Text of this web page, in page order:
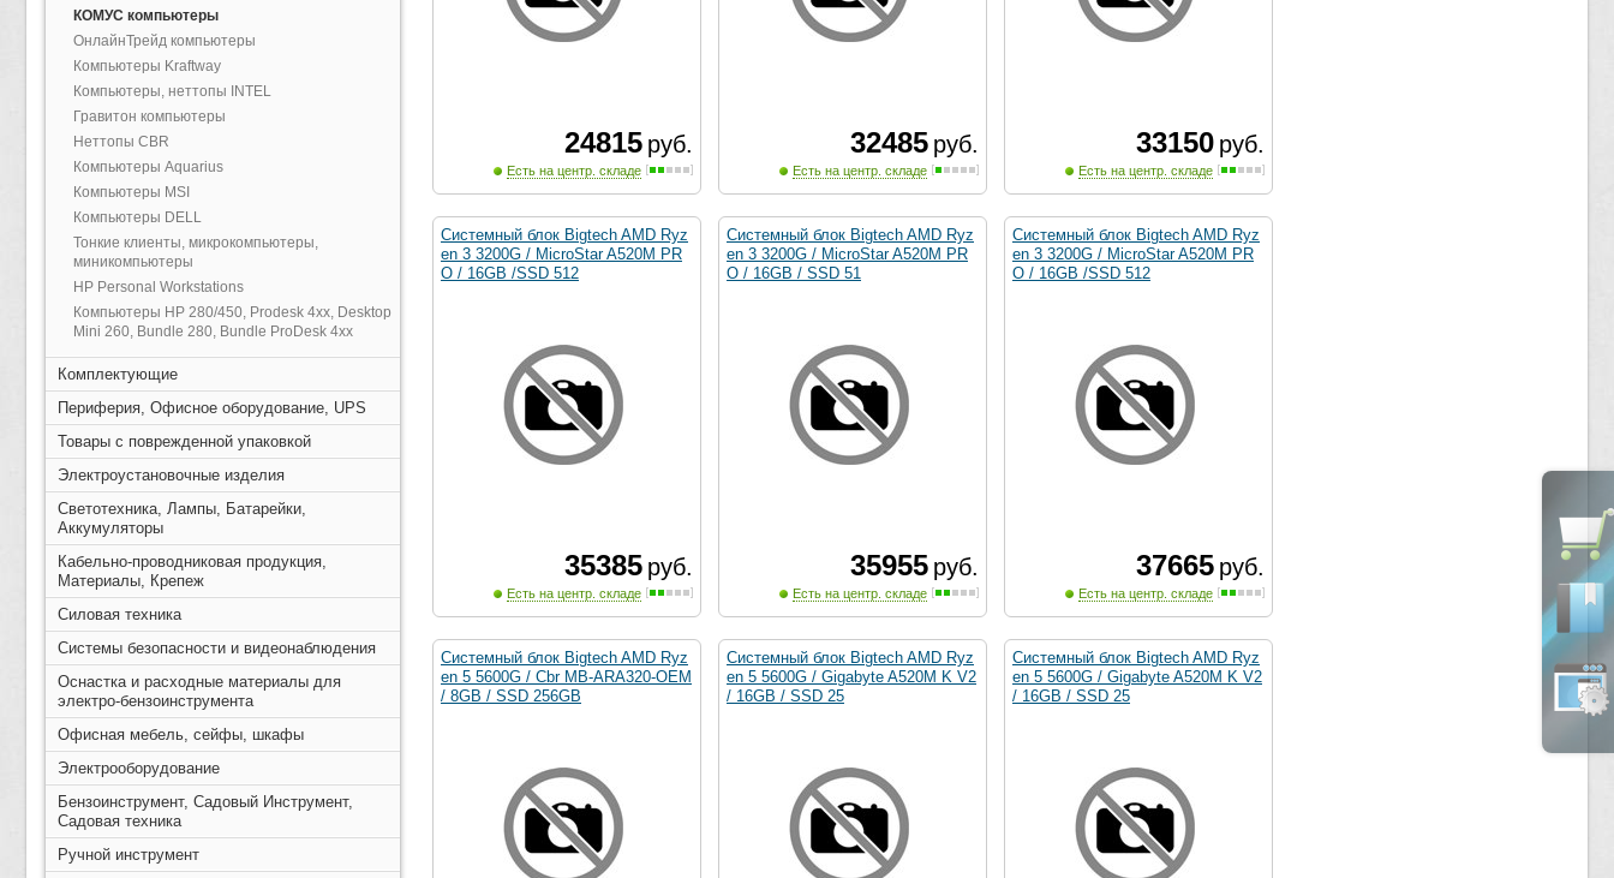
КОМУС компьютеры
ОнлайнТрейд компьютеры
Компьютеры Kraftway
Компьютеры, неттопы INTEL
Гравитон компьютеры
Неттопы CBR
Компьютеры Aquarius
Компьютеры MSI
Компьютеры DELL
Тонкие клиенты, микрокомпьютеры,
миникомпьютеры
HP Personal Workstations
Компьютеры HP 280/450, Prodesk 4xx, Desktop
Mini 260, Bundle 280, Bundle ProDesk 4xx
Комплектующие
Периферия, Офисное оборудование, UPS
Товары с поврежденной упаковкой
Электроустановочные изделия
Светотехника, Лампы, Батарейки,
Аккумуляторы
Кабельно-проводниковая продукция,
Материалы, Крепеж
Силовая техника
Системы безопасности и видеонаблюдения
Оснастка и расходные материалы для
электро-бензоинструмента
Офисная мебель, сейфы, шкафы
Электрооборудование
Бензоинструмент, Садовый Инструмент,
Садовая техника
Ручной инструмент
24815 руб.
Есть на центр. складе
32485 руб.
Есть на центр. складе
33150 руб.
Есть на центр. складе
Системный блок Bigtech AMD Ryz
en 3 3200G / MicroStar A520M PR
O / 16GB /SSD 512
35385 руб.
Есть на центр. складе
Системный блок Bigtech AMD Ryz
en 3 3200G / MicroStar A520M PR
O / 16GB / SSD 51
35955 руб.
Есть на центр. складе
Системный блок Bigtech AMD Ryz
en 3 3200G / MicroStar A520M PR
O / 16GB /SSD 512
37665 руб.
Есть на центр. складе
Системный блок Bigtech AMD Ryz
en 5 5600G / Cbr MB-ARA320-OEM
/ 8GB / SSD 256GB
Системный блок Bigtech AMD Ryz
en 5 5600G / Gigabyte A520M K V2
/ 16GB / SSD 25
Системный блок Bigtech AMD Ryz
en 5 5600G / Gigabyte A520M K V2
/ 16GB / SSD 25